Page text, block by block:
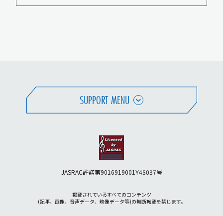
SUPPORT MENU
JASRAC許諾第9016919001Y45037号
掲載されているすべてのコンテンツ
(記事、画像、音声データ、映像データ等)の無断転載を禁じます。